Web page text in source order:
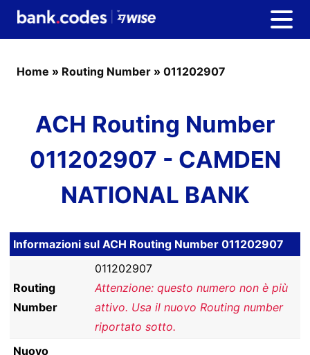
Home » Routing Number » 011202907
ACH Routing Number
011202907 - CAMDEN
NATIONAL BANK
Informazioni sul ACH Routing Number 011202907
Routing
Number
011202907
Attenzione: questo numero non è più
attivo. Usa il nuovo Routing number
riportato sotto.
Nuovo